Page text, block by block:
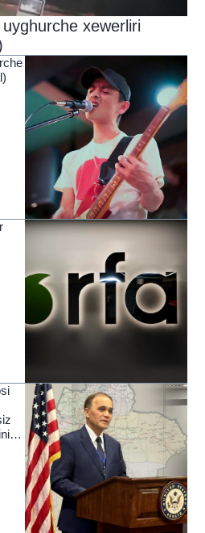
xewerliri